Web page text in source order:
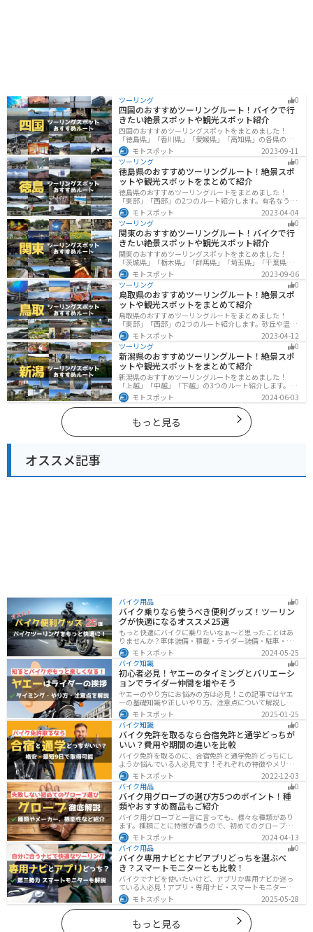
ツーリング 0
四国のおすすめツーリングルート！バイクで行
きたい絶景スポットや観光スポット紹介
四国のおすすめツーリングスポットをまとめました！
「徳島県」「香川県」「愛媛県」「高知県」の各県の観
光地紹介します。自然豊かな山々や湖、温泉地が点在
し、四季折々の景色を楽しめるスポットが多数ありま
す。バイクで四国にツーリングに行く際は参考にしてく
ださい。
モトスポット
2023-09-11
ツーリング
0
徳島県のおすすめツーリングルート！絶景スポ
ットや観光スポットをまとめて紹介
徳島県のおすすめツーリングルートをまとめました！
「東部」「西部」の2つのルート紹介します。有名なうず
しおや山を中心とした自然豊かなスポットが多数ありま
す。バイクで徳島県にツーリングに行く際は参考にして
ください。
モトスポット
2023-04-04
ツーリング
0
関東のおすすめツーリングルート！バイクで行
きたい絶景スポットや観光スポット紹介
関東のおすすめツーリングスポットをまとめました！
「茨城県」「栃木県」「群馬県」「埼玉県」「千葉県」
「東京都」「神奈川県」の各県の観光地紹介します。自
然豊かな山々や湖、温泉地が点在し、四季折々の景色を
楽しめるスポットが多数あります。バイクで関東にツー
リングに行く際は参考にしてください。
モトスポット
2023-09-06
ツーリング
0
鳥取県のおすすめツーリングルート！絶景スポ
ットや観光スポットをまとめて紹介
鳥取県のおすすめツーリングルートをまとめました！
「東部」「西部」の2つのルート紹介します。砂丘や温泉
地、歴史ある城跡など魅力溢れるスポットが多数あるの
で楽しめます。バイクで鳥取県にツーリングに行く際は
参考にしてください。
モトスポット
2023-04-12
ツーリング
0
新潟県のおすすめツーリングルート！絶景スポ
ットや観光スポットをまとめて紹介
新潟県のおすすめツーリングルートをまとめました！
「上越」「中越」「下越」の3つのルート紹介します。自
然豊かな山と海、グルメも充実しており、自然を満喫す
るツーリングができます。バイクで新潟県にツーリング
に行く際は参考にしてください。
モトスポット 2024-06-03
もっと見る
オススメ記事
バイク用品 0
バイク乗りなら使うべき便利グッズ！ツーリン
グが快適になるオススメ25選
もっと快適にバイクに乗りたいなぁ〜と思ったことはあ
りませんか？車体装備・積載・ライダー装備・駐車・メ
ンテ・トラブル対応の6ジャンルで、バイクをもっと快適
にするオススメ便利グッズを紹介します！
モトスポット
2024-05-25
バイク知識
0
初心者必見！ヤエーのタイミングとバリエーシ
ョンでライダー仲間を増やそう
ヤエーのやり方にお悩みの方は必見！この記事ではヤエ
ーの基礎知識や正しいやり方、注意点について解説しま
す。実はヤエーには、ツーリング中の連帯感を高める効
果があります。この記事を読めば、ヤエーの楽しみ方と
安全に行うポイントがわかるでしょう。
モトスポット
2025-01-25
バイク知識
0
バイク免許を取るなら合宿免許と通学どっちが
いい？費用や期間の違いを比較
バイク免許を取るのに、合宿免許と通学免許どっちにし
ようか悩んでいる人必見です！それぞれの特徴やメリッ
トデメリットをまとめました。早く安く免許取得したい
なら合宿免許、他人と関わらず取りたいなら通学免許が
オススメです。自分に合った免許取得方法を選んでくだ
さいね。
モトスポット
2022-12-03
バイク用品
0
バイク用グローブの選び方5つのポイント！種
類やおすすめ商品もご紹介
バイク用グローブと一言に言っても、様々な種類があり
ます。種類ごとに特徴が違うので、初めてのグローブ選
びで失敗しないように、しっかりと理解して選ぶように
しましょう。この記事では、特徴やメリットデメリッ
ト、有名メーカーなど初心者が知っておくべきことをま
とめました。
モトスポット
2024-04-13
バイク用品
0
バイク専用ナビとナビアプリどっちを選ぶべ
き？スマートモニターとも比較！
バイクでナビを使いたいけど、アプリか専用ナビか迷っ
ている人必見！アプリ・専用ナビ・スマートモニターの
メリット、デメリット、どんな人にオススメなのかを解
説します。自分に合ったナビを見つけて快適なツーリン
グライフを送りましょう！
モトスポット 2025-05-28
もっと見る